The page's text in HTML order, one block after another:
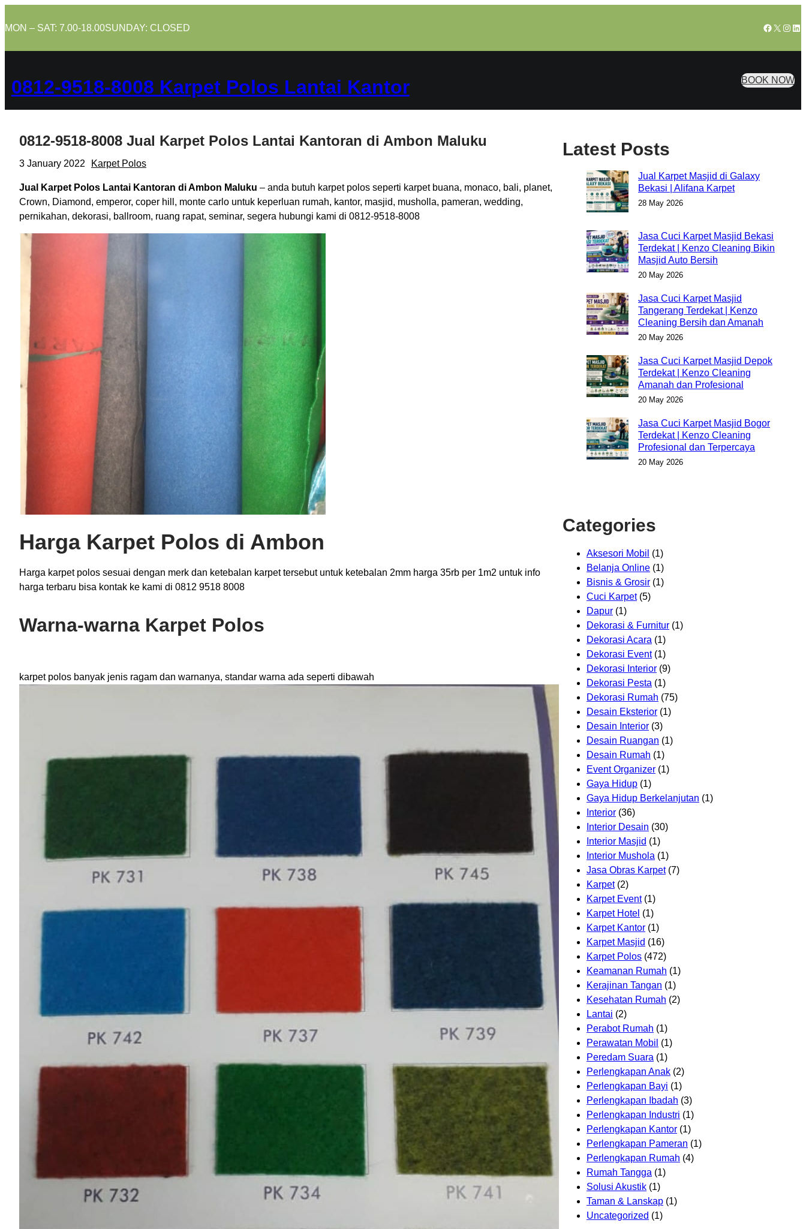
to
MON – SAT: 7.00-18.00SUNDAY: CLOSED Facebook
X
0812-9518-8008 Karpet Polos Lantai Kantor BOOK NOW
0812-9518-8008 Jual Karpet Polos Lantai Kantoran di Ambon Maluku
3 January 2022 Karpet Polos
Jual Karpet Polos Lantai Kantoran di Ambon Maluku – anda butuh karpet polos seperti karpet buana, monaco, bali, planet,
Crown, Diamond, emperor, coper hill, monte carlo untuk keperluan rumah, kantor, masjid, musholla, pameran, wedding,
pernikahan, dekorasi, ballroom, ruang rapat, seminar, segera hubungi kami di 0812-9518-8008
Harga Karpet Polos di Ambon
Harga karpet polos sesuai dengan merk dan ketebalan karpet tersebut untuk ketebalan 2mm harga 35rb per 1m2 untuk info
harga terbaru bisa kontak ke kami di 0812 9518 8008
Warna-warna Karpet Polos
karpet polos banyak jenis ragam dan warnanya, standar warna ada seperti dibawah
Latest Posts
Jual Karpet Masjid di Galaxy
Bekasi | Alifana Karpet
28 May 2026
Jasa Cuci Karpet Masjid Bekasi
Terdekat | Kenzo Cleaning Bikin
Masjid Auto Bersih
20 May 2026
Jasa Cuci Karpet Masjid
Tangerang Terdekat | Kenzo
Cleaning Bersih dan Amanah
20 May 2026
Jasa Cuci Karpet Masjid Depok
Terdekat | Kenzo Cleaning
Amanah dan Profesional
20 May 2026
Jasa Cuci Karpet Masjid Bogor
Terdekat | Kenzo Cleaning
Profesional dan Terpercaya
20 May 2026
Categories
Aksesori Mobil (1)
Belanja Online (1)
Bisnis & Grosir (1)
Cuci Karpet(5)
Dapur (1)
Dekorasi & Furnitur (1)
Dekorasi Acara (1)
Dekorasi Event(1)
Dekorasi Interior (9)
Dekorasi Pesta (1)
Dekorasi Rumah (75)
Desain Eksterior (1)
Desain Interior (3)
Desain Ruangan (1)
Desain Rumah (1)
Event Organizer (1)
Gaya Hidup (1)
Gaya Hidup Berkelanjutan (1)
Interior (36)
Interior Desain (30)
Interior Masjid (1)
Interior Mushola (1)
Jasa Obras Karpet(7)
Karpet(2)
Karpet Event(1)
Karpet Hotel (1)
Karpet Kantor (1)
Karpet Masjid (16)
Karpet Polos (472)
Keamanan Rumah (1)
Kerajinan Tangan (1)
Kesehatan Rumah (2)
Lantai (2)
Perabot Rumah (1)
Perawatan Mobil (1)
Peredam Suara (1)
Perlengkapan Anak (2)
Perlengkapan Bayi (1)
Perlengkapan Ibadah (3)
Perlengkapan Industri (1)
Perlengkapan Kantor (1)
Perlengkapan Pameran (1)
Perlengkapan Rumah (4)
Rumah Tangga (1)
Solusi Akustik (1)
Taman & Lanskap (1)
Uncategorized (1)